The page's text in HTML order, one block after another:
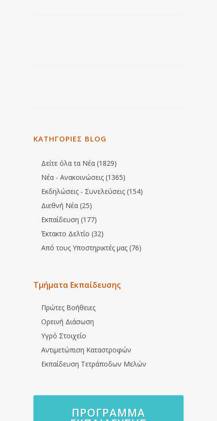
ΚΑΤΗΓΟΡΙΕΣ BLOG
Δείτε όλα τα Νέα (1829)
Νέα - Ανακοινώσεις (1365)
Εκδηλώσεις - Συνελεύσεις (154)
Διεθνή Νέα (25)
Εκπαίδευση (177)
Έκτακτο Δελτίο (32)
Από τους Υποστηρικτές μας (76)
Τμήματα Εκπαίδευσης
Πρώτες Βοήθειες
Ορεινή Διάσωση
Υγρό Στοιχείο
Αντιμετώπιση Καταστροφών
Εκπαίδευση Τετράποδων Μελών
ΠΡΌΓΡΑΜΜΑ